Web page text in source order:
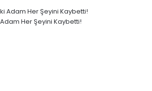
Adam Her Şeyini Kaybetti!